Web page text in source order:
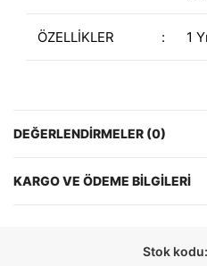
ÖZELLİKLER : 1
DEĞERLENDIRMELER (0)
KARGO VE ÖDEME BILGILERI
Stok kodu: